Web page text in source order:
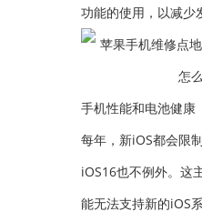
功能的使用，以减少
手机性能和电池健康
每年，新iOS都会限
iOS16也不例外。这
能无法支持新的iOS